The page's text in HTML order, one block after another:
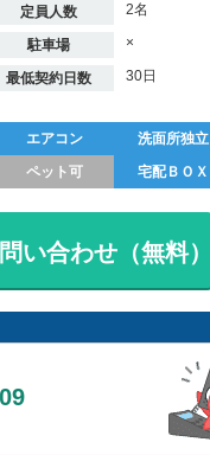
定員人数 2名
駐車場 ×
最低契約日数 30日
エアコン
洗面所独立
ペット可 宅配ＢＯＸ
い合わせ（無料）